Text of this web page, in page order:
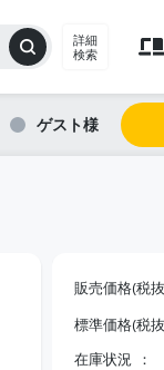
詳細
検索
ゲスト
販売価格(税
標準価格(税
在庫状況